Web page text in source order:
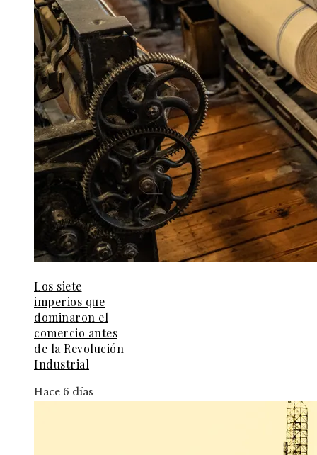
Los siete
imperios que
dominaron el
comercio antes
de la Revolución
Industrial
Hace 6 días